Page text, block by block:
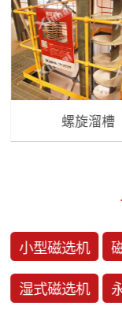
螺旋溜槽
小型磁选机
湿式磁选机